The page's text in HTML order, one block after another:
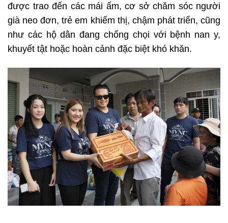
được trao đến các mái ấm, cơ sở chăm sóc người
già neo đơn, trẻ em khiếm thị, chậm phát triển, cũng
như các hộ dân đang chống chọi với bệnh nan y,
khuyết tật hoặc hoàn cảnh đặc biệt khó khăn.